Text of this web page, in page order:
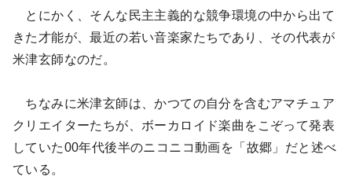
とにかく、そんな民主主義的な競争環境の中から出て
きた才能が、最近の若い音楽家たちであり、その代表が
米津玄師なのだ。
ちなみに米津玄師は、かつての自分を含むアマチュア
クリエイターたちが、ボーカロイド楽曲をこぞって発表
していた00年代後半のニコニコ動画を「故郷」だと述べ
ている。